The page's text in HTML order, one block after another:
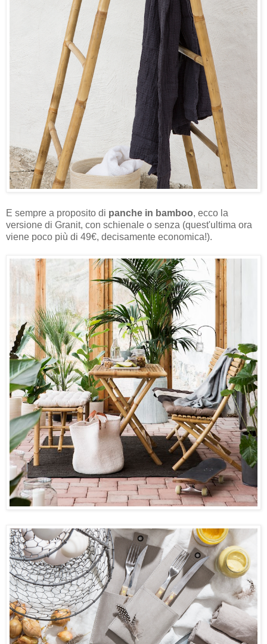
E sempre a proposito di panche in bamboo, ecco la
versione di Granit, con schienale o senza (quest'ultima ora
viene poco più di 49€, decisamente economica!).